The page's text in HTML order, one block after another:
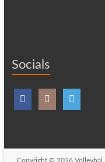
Socials
Copyright © 2026 Volleybal